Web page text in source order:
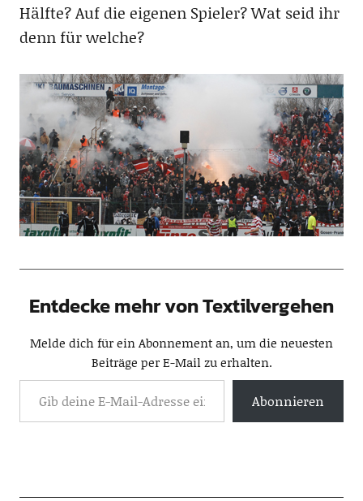
Hälfte? Auf die eigenen Spieler? Wat seid ihr
denn für welche?
Entdecke mehr von Textilvergehen
Melde dich für ein Abonnement an, um die neuesten
Beiträge per E-Mail zu erhalten.
Abonnieren